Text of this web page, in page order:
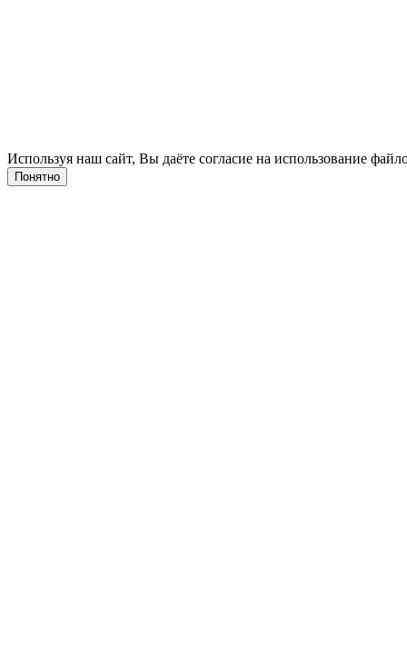
Используя наш сайт, Вы даёте согласие на использование
Понятно